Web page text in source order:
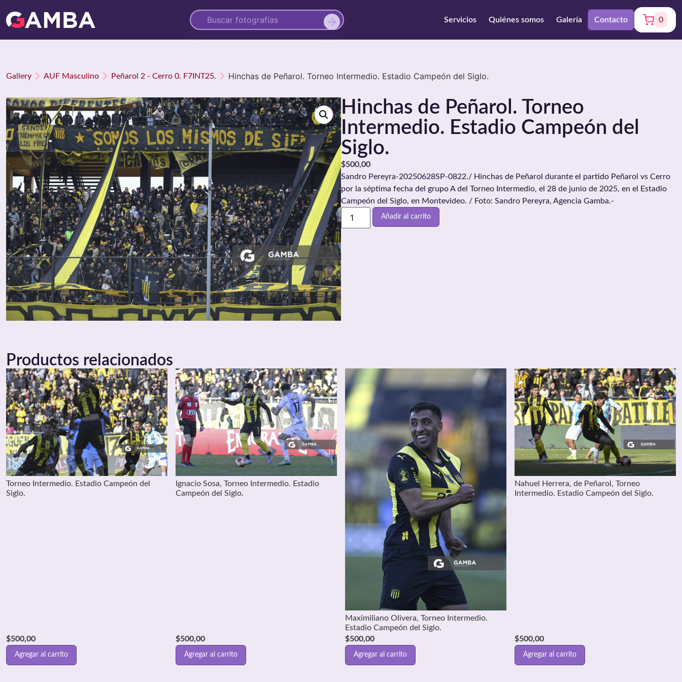
Servicios Quiénes somos Galería Contacto 0
Gallery AUF Masculino Peñarol 2 - Cerro 0. F7INT25. Hinchas de Peñarol. Torneo Intermedio. Estadio Campeón del Siglo.
Hinchas de Peñarol. Torneo
Intermedio. Estadio Campeón del
Siglo.
$500,00
Sandro Pereyra-20250628SP-0822./ Hinchas de Peñarol durante el partido Peñarol vs Cerro
por la séptima fecha del grupo A del Torneo Intermedio, el 28 de junio de 2025, en el Estadio
Campeón del Siglo, en Montevideo. / Foto: Sandro Pereyra, Agencia Gamba.-
Añadir al carrito
Productos relacionados
Torneo Intermedio. Estadio Campeón del
Siglo.
$500,00
Agregar al carrito
Ignacio Sosa, Torneo Intermedio. Estadio
Campeón del Siglo.
$500,00
Agregar al carrito
Maximiliano Olivera, Torneo Intermedio.
Estadio Campeón del Siglo.
$500,00
Agregar al carrito
Nahuel Herrera, de Peñarol, Torneo
Intermedio. Estadio Campeón del Siglo.
$500,00
Agregar al carrito